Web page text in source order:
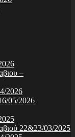
–
2026
05/2026
22&23/03/2025